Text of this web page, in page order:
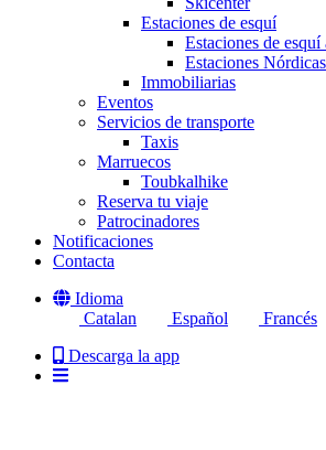
Estaciones de esquí
Estaciones de
Estaciones Nórdicas
Immobiliarias
Eventos
Servicios de transporte
Taxis
Marruecos
Toubkalhike
Reserva tu viaje
Patrocinadores
Notificaciones
Contacta
Idioma
Catalan
Español Francés
Descarga la app